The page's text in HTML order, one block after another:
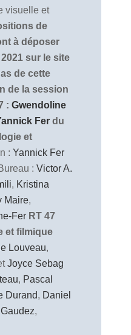
visuelle et
de
à déposer
sur le site
de cette
de la session
: Gwendoline
Fer du
et
: Yannick Fer
: Victor A.
, Kristina
Maire,
Fer RT 47
et filmique
Louveau,
Joyce Sebag
, Pascal
Durand, Daniel
,